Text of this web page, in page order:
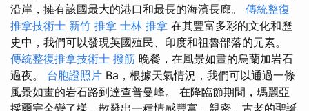
沿岸，擁有該國最大的港口和最長的海濱長廊。 傳統整復
推拿技術士 新竹 推拿 士林 推拿 在其豐富多彩的文化和歷
史中，我們可以發現英國殖民、印度和祖魯部落的元素。
傳統整復推拿技術士 撥筋 晚餐，在風景如畫的烏蘭加岩石
過夜。 台胞證照片 Ba，根據天氣情況，我們可以通過一條
風景如畫的岩石路到達查普曼峰。 在降臨節期間，瑪麗亞
採爾完全變了樣，散發出一種情感豐富、親密、古老的聖誕